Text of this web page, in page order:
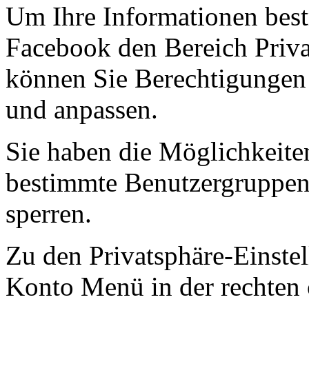
Um Ihre Informationen
Facebook den Bereich
können Sie
und anpassen.
Sie haben die
bestimmte
sperren.
Zu den Privatsphäre-
Konto Menü in der rechten